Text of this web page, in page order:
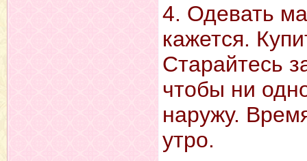
4. Одевать
кажется.
Старайтесь
чтобы ни
наружу.
утро.